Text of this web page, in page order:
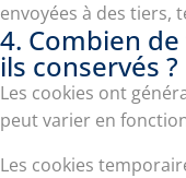
envoyées à des tiers,
4. Combien
ils conservés ?
Les cookies ont
peut varier en
Les cookies